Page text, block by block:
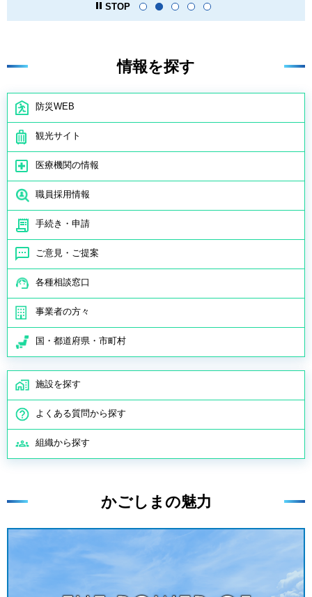
STOP
情報を探す
防災WEB
観光サイト
医療機関の情報
職員採用情報
手続き・申請
ご意見・ご提案
各種相談窓口
事業者の方々
国・都道府県・市町村
施設を探す
よくある質問から探す
組織から探す
かごしまの魅力